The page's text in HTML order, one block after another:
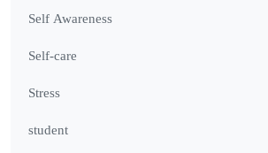
Self Awareness
Self-care
Stress
student